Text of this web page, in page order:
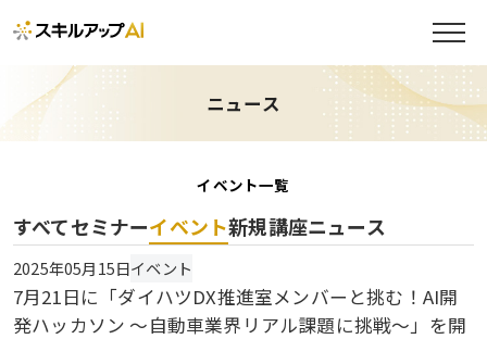
ニュース
イベント一覧
すべてセミナーイベント新規講座ニュース
2025年05月15日イベント
7月21日に「ダイハツDX推進室メンバーと挑む！AI開
発ハッカソン 〜自動車業界リアル課題に挑戦〜」を開